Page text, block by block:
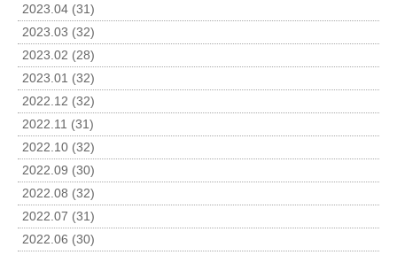
2023.04 (31)
2023.03 (32)
2023.02 (28)
2023.01 (32)
2022.12 (32)
2022.11 (31)
2022.10 (32)
2022.09 (30)
2022.08 (32)
2022.07 (31)
2022.06 (30)